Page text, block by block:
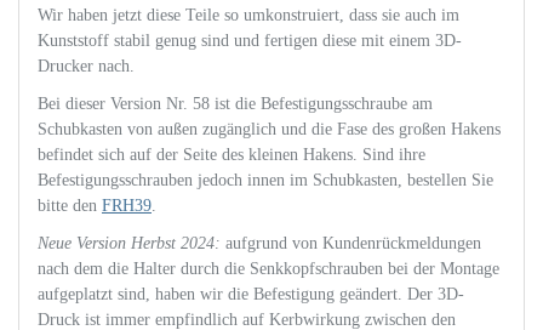
Wir haben jetzt diese Teile so umkonstruiert, dass sie auch im
Kunststoff stabil genug sind und fertigen diese mit einem 3D-
Drucker nach.
Bei dieser Version Nr. 58 ist die Befestigungsschraube am
Schubkasten von außen zugänglich und die Fase des großen Hakens
befindet sich auf der Seite des kleinen Hakens. Sind ihre
Befestigungsschrauben jedoch innen im Schubkasten, bestellen Sie
bitte den FRH39.
Neue Version Herbst 2024: aufgrund von Kundenrückmeldungen
nach dem die Halter durch die Senkkopfschrauben bei der Montage
aufgeplatzt sind, haben wir die Befestigung geändert. Der 3D-
Druck ist immer empfindlich auf Kerbwirkung zwischen den